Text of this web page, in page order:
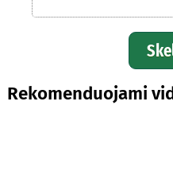
Rekomenduojami